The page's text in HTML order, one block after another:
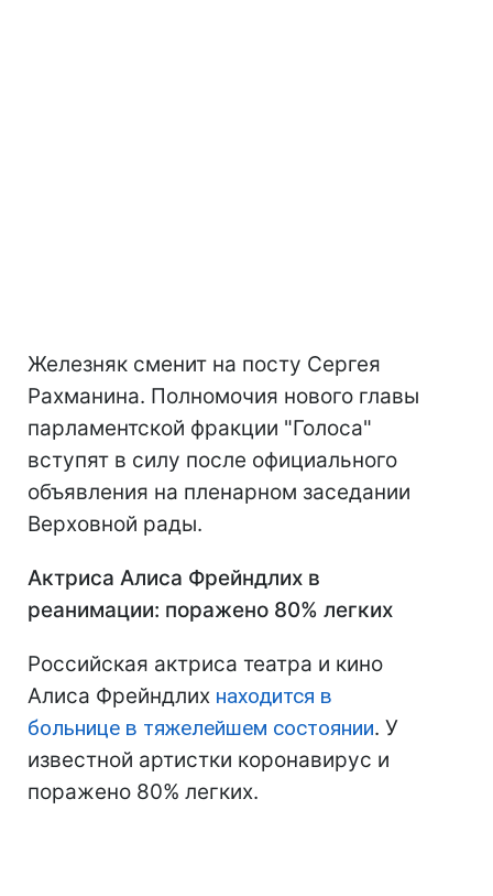
Железняк сменит на посту Сергея
Рахманина. Полномочия нового главы
парламентской фракции "Голоса"
вступят в силу после официального
объявления на пленарном заседании
Верховной рады.
Актриса Алиса Фрейндлих в
реанимации: поражено 80% легких
Российская актриса театра и кино
Алиса Фрейндлих находится в
больнице в тяжелейшем состоянии. У
известной артистки коронавирус и
поражено 80% легких.